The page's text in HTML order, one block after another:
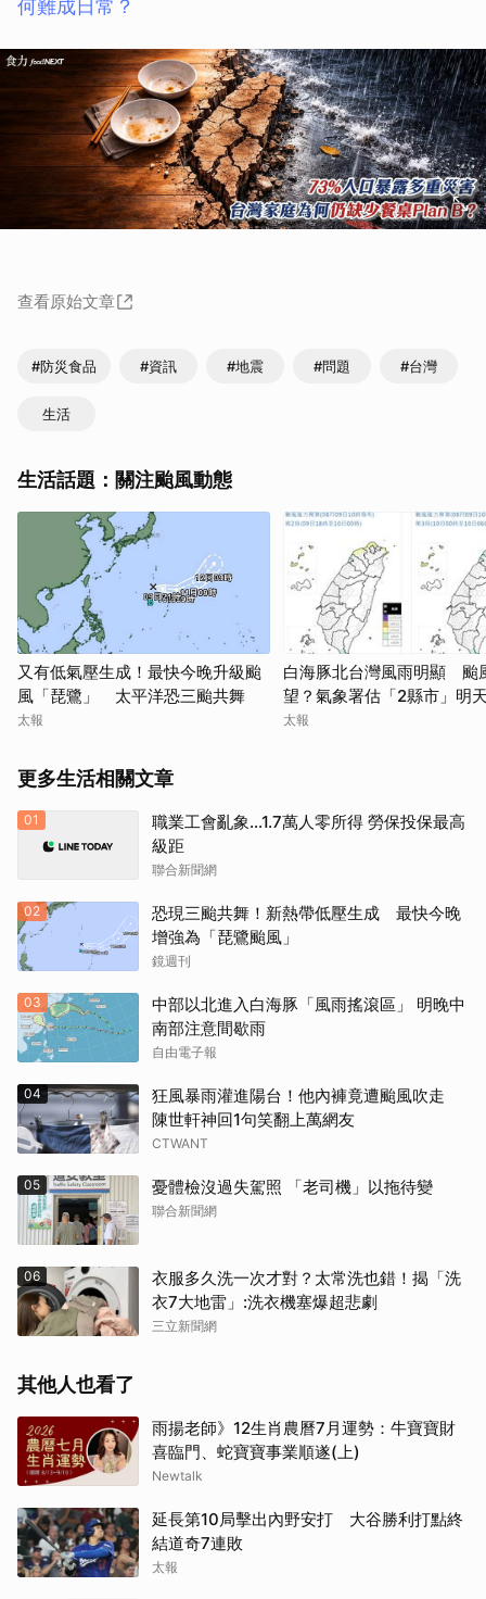
何難成日常？
查看原始文章
#防災食品 #資訊 #地震 #問題 #台灣
生活
生活話題：關注颱風動態
又有低氣壓生成！最快今晚升級颱
風「琵鷺」 太平洋恐三颱共舞
太報
白海豚北台灣風雨明顯 颱
望？氣象署估「2縣市」明
太報
更多生活相關文章
01
職業工會亂象…1.7萬人零所得 勞保投保最高
級距
聯合新聞網
02
恐現三颱共舞！新熱帶低壓生成 最快今晚
增強為「琵鷺颱風」
鏡週刊
03
中部以北進入白海豚「風雨搖滾區」 明晚中
南部注意間歇雨
自由電子報
04
狂風暴雨灌進陽台！他內褲竟遭颱風吹走
陳世軒神回1句笑翻上萬網友
CTWANT
05 憂體檢沒過失駕照 「老司機」以拖待變
聯合新聞網
06
衣服多久洗一次才對？太常洗也錯！揭「洗
衣7大地雷」:洗衣機塞爆超悲劇
三立新聞網
其他人也看了
雨揚老師》12生肖農曆7月運勢：牛寶寶財
喜臨門、蛇寶寶事業順遂(上)
Newtalk
延長第10局擊出內野安打 大谷勝利打點終
結道奇7連敗
太報